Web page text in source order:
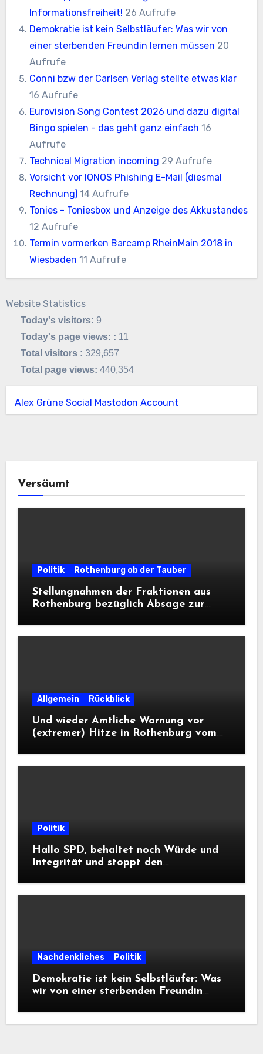
Informationsfreiheit! 26 Aufrufe
Demokratie ist kein Selbstläufer: Was wir von
einer sterbenden Freundin lernen müssen 20
Aufrufe
Conni bzw der Carlsen Verlag stellte etwas klar
16 Aufrufe
Eurovision Song Contest 2026 und dazu digital
Bingo spielen - das geht ganz einfach 16
Aufrufe
Technical Migration incoming 29 Aufrufe
Vorsicht vor IONOS Phishing E-Mail (diesmal
Rechnung) 14 Aufrufe
Tonies - Toniesbox und Anzeige des Akkustandes
12 Aufrufe
Termin vormerken Barcamp RheinMain 2018 in
Wiesbaden 11 Aufrufe
Website Statistics
Today's visitors: 9
Today's page views: : 11
Total visitors :329,657
Total page views:440,354
Alex Grüne Social Mastodon Account
Versäumt
Politik Rothenburg ob der Tauber
Stellungnahmen der Fraktionen aus
Rothenburg bezüglich Absage zur
Allgemein Rückblick
Und wieder Amtliche Warnung vor
(extremer) Hitze in Rothenburg vom
Politik
Hallo SPD, behaltet noch Würde und
Integrität und stoppt den
Informationsfreiheit!
Nachdenkliches Politik
Demokratie ist kein Selbstläufer: Was
wir von einer sterbenden Freundin